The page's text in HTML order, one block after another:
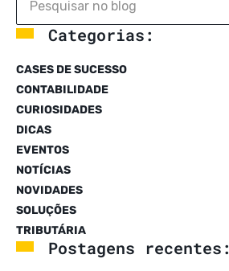
Categorias:
CASES DE SUCESSO
CONTABILIDADE
CURIOSIDADES
DICAS
EVENTOS
NOTÍCIAS
NOVIDADES
SOLUÇÕES
TRIBUTÁRIA
Postagens recentes: